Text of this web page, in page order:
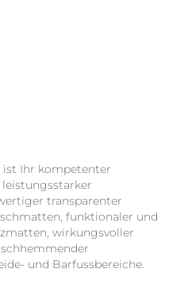
ist Ihr kompetenter
transparenter
funktionaler und
wirkungsvoller
und Barfussbereiche.